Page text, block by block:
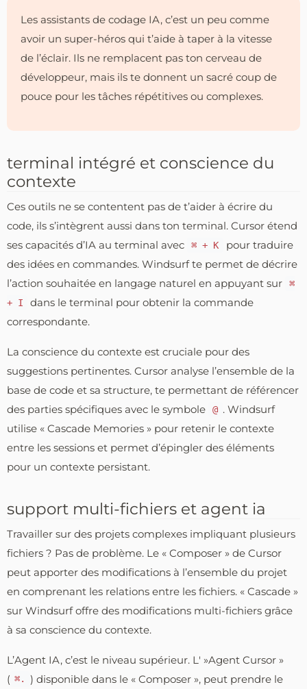
Les assistants de codage IA, c’est un peu comme
avoir un super-héros qui t’aide à taper à la vitesse
de l’éclair. Ils ne remplacent pas ton cerveau de
développeur, mais ils te donnent un sacré coup de
pouce pour les tâches répétitives ou complexes.
terminal intégré et conscience du
contexte
Ces outils ne se contentent pas de t’aider à écrire du
code, ils s’intègrent aussi dans ton terminal. Cursor étend
ses capacités d’IA au terminal avec
⌘ + K
pour traduire
des idées en commandes. Windsurf te permet de décrire
l’action souhaitée en langage naturel en appuyant sur
⌘
+ I
dans le terminal pour obtenir la commande
correspondante.
La conscience du contexte est cruciale pour des
suggestions pertinentes. Cursor analyse l’ensemble de la
base de code et sa structure, te permettant de référencer
des parties spécifiques avec le symbole
@ . Windsurf
utilise « Cascade Memories » pour retenir le contexte
entre les sessions et permet d’épingler des éléments
pour un contexte persistant.
support multi-fichiers et agent ia
Travailler sur des projets complexes impliquant plusieurs
fichiers ? Pas de problème. Le « Composer » de Cursor
peut apporter des modifications à l’ensemble du projet
en comprenant les relations entre les fichiers. « Cascade »
sur Windsurf offre des modifications multi-fichiers grâce
à sa conscience du contexte.
L’Agent IA, c’est le niveau supérieur. L' »Agent Cursor »
( ⌘. ) disponible dans le « Composer », peut prendre le